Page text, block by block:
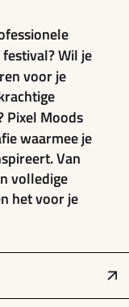
Wil je
voor je
Pixel Moods
waarmee je
Van
volledige
het voor je